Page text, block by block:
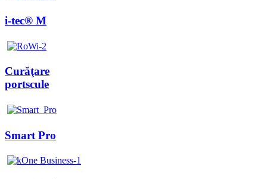
i-tec® M
Curăţare
portscule
Smart Pro